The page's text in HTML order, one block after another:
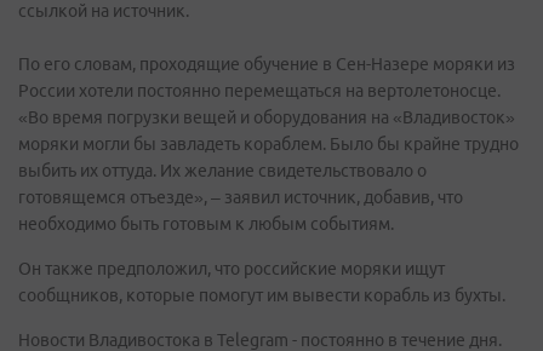
ссылкой на источник.
По его словам, проходящие обучение в Сен-Назере моряки из
России хотели постоянно перемещаться на вертолетоносце.
«Во время погрузки вещей и оборудования на «Владивосток»
моряки могли бы завладеть кораблем. Было бы крайне трудно
выбить их оттуда. Их желание свидетельствовало о
готовящемся отъезде», – заявил источник, добавив, что
необходимо быть готовым к любым событиям.
Он также предположил, что российские моряки ищут
сообщников, которые помогут им вывести корабль из бухты.
Новости Владивостока в Telegram - постоянно в течение дня.